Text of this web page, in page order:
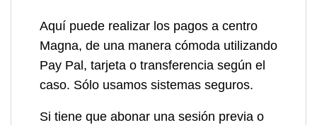
Aquí puede realizar los pagos a centro
Magna, de una manera cómoda utilizando
Pay Pal, tarjeta o transferencia según el
caso. Sólo usamos sistemas seguros.
Si tiene que abonar una sesión previa o